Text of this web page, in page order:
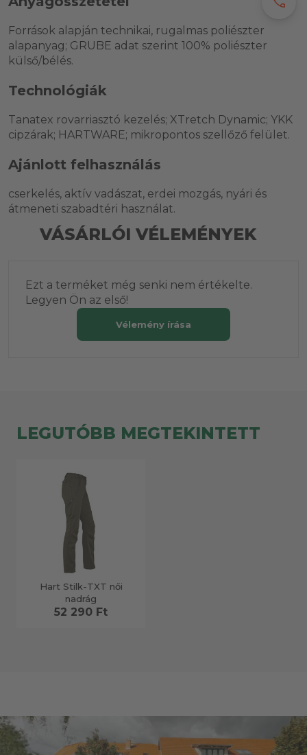
Források alapján technikai, rugalmas poliészter
alapanyag; GRUBE adat szerint 100% poliészter
külső/bélés.
Technológiák
Tanatex rovarriasztó kezelés; XTretch Dynamic; YKK
cipzárak; HARTWARE; mikropontos szellőző felület.
Ajánlott felhasználás
cserkelés, aktív vadászat, erdei mozgás, nyári és
átmeneti szabadtéri használat.
VÁSÁRLÓI VÉLEMÉNYEK
Ezt a terméket még senki nem értékelte.
Legyen Ön az első!
Vélemény írása
LEGUTÓBB MEGTEKINTETT
Hart Stilk-TXT női
nadrág
52 290 Ft